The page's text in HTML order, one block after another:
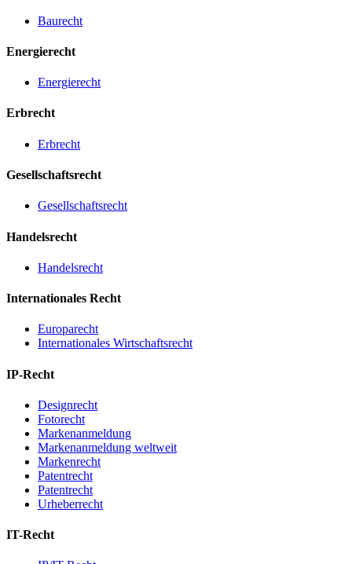
Baurecht
Energierecht
Energierecht
Erbrecht
Erbrecht
Gesellschaftsrecht
Gesellschaftsrecht
Handelsrecht
Handelsrecht
Internationales Recht
Europarecht
Internationales Wirtschaftsrecht
IP-Recht
Designrecht
Fotorecht
Markenanmeldung
Markenanmeldung weltweit
Markenrecht
Patentrecht
Patentrecht
Urheberrecht
IT-Recht